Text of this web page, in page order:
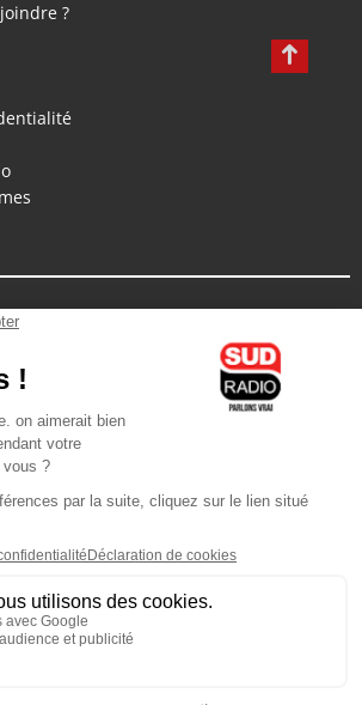
?
/ Android
l'application
photos : ©Sud Radio / Pierre Olivier